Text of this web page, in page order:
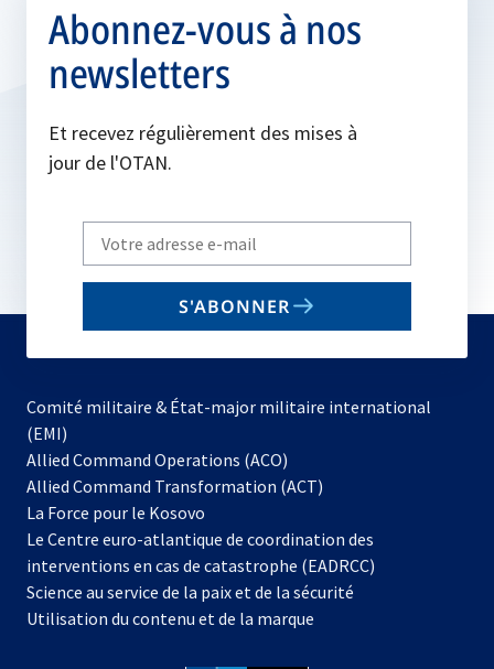
Abonnez-vous à nos
newsletters
Et recevez régulièrement des mises à
jour de l'OTAN.
Write
your
email
S'ABONNER
Comité militaire & État-major militaire international
(EMI)
Allied Command Operations (ACO)
dans
nouvel
onglet
Allied Command Transformation (ACT)
La Force pour le Kosovo
dans
un
nouvel
onglet
Le Centre euro-atlantique de coordination des
interventions en cas de catastrophe (EADRCC)
Science au service de la paix et de la sécurité
Utilisation du contenu et de la marque